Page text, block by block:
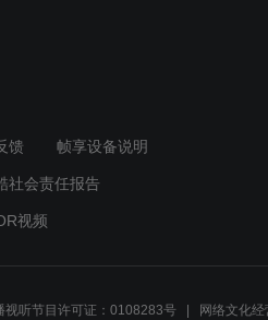
馈 帧享设备说明
社会责任报告
视频
视听节目许可证：0108283号 网络文化